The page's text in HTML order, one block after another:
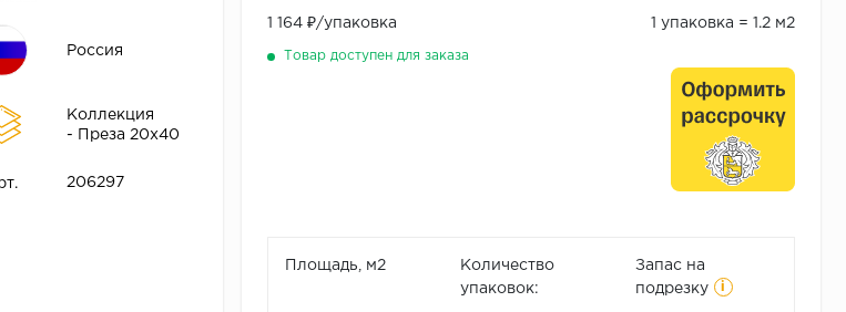
Россия
Коллекция
- Преза 20х40
206297
1 164 ₽/упаковка 1 упаковка = 1.2 м2
Товар доступен для заказа
Площадь, м2
Количество
упаковок:
Запас на
подрезку
i